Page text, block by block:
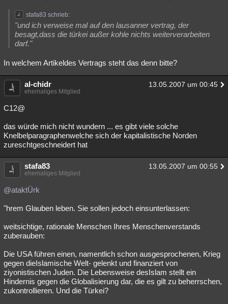
stafa83 schrieb:
"und ich verweise mal auf den lausanner vertrag, der
besagt,dass die türkei außer kohle nichts weiterverarbeiten
darf."
In welchem Artikeldes Vertrags steht das denn bitte?
al-chidr 13.05.2007 um 00:45
ehemaliges Mitglied
C12@
das würde mich nicht wundern ... es gibt viele solche
Knelbelparagraphenwelche sich der kapitalistische Norden
zureschtgeschneidert hat
stafa83 13.05.2007 um 00:55
ehemaliges Mitglied
@ataktÜrk
"hrem Glauben leben. Sie sollen jedoch einsunterlassen:
weitsichtige, rationale Menschen Ihres Menschenverstands
zuberauben:
Die USA führen einen, namentlich schon ausgesprochenen, Krieg
gegen dieIslamische Welt- gelenkt und finanziert von
ziyonistischen Juden. Die Lebensweise desIslam stellt ein
Hindernis gegen die Globalisierung dar, die es gilt zu beherrschen,
zukontrollieren. Und die Türkei?